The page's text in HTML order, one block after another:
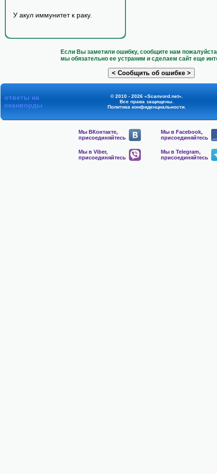
У акyл иммyнитет к pакy.
Если Вы заметили ошибку, сообщите нам
мы обязательно ее устраним и сделаем сайт еще
ответы на
сканворды
© 2010 - 2026 «Scanvord.net».
Все права защищены.
Политика конфиденциальности.
Мы ВКонтакте,
присоединяйтесь
Мы в Facebook,
присоединяйтесь
Мы в Viber,
присоединяйтесь
Мы в Telegram,
присоединяйтесь